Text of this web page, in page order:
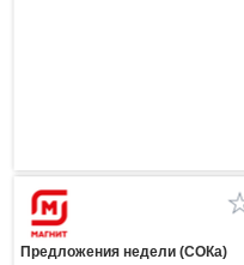
Предложения недели (СОКа)